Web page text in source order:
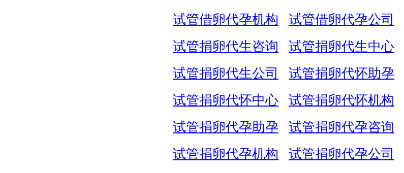
试管借卵代孕机构
试管借卵代孕公司
试管捐卵代生咨询
试管捐卵代生中心
试管捐卵代生公司
试管捐卵代怀助孕
试管捐卵代怀中心
试管捐卵代怀机构
试管捐卵代孕助孕
试管捐卵代孕咨询
试管捐卵代孕机构
试管捐卵代孕公司